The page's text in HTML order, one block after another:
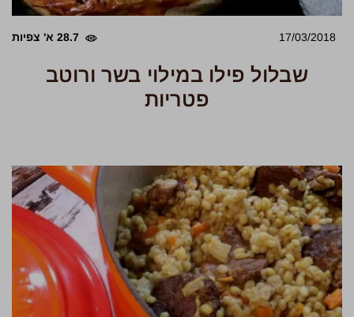
17/03/2018 28.7 א' צפיות
שבלול פילו במילוי בשר ורוטב
פטריות